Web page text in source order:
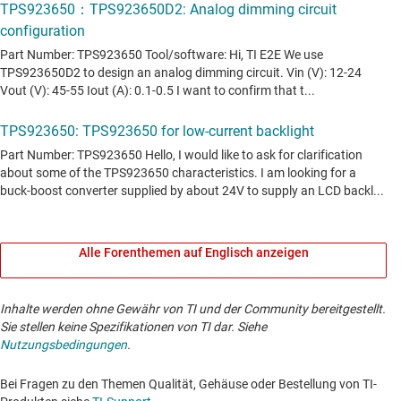
Alle Forenthemen auf Englisch anzeigen
Inhalte werden ohne Gewähr von TI und der Community bereitgestellt.
Sie stellen keine Spezifikationen von TI dar. Siehe
Nutzungsbedingungen.
Bei Fragen zu den Themen Qualität, Gehäuse oder Bestellung von TI-